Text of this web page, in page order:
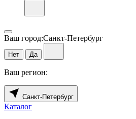
Ваш город:Санкт-Петербург
Нет Да
Ваш регион:
Санкт-Петербург
Каталог